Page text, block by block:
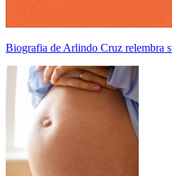
Biografia de Arlindo Cruz relembra